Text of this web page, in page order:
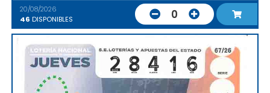
20/08/2026
46 DISPONIBLES 0